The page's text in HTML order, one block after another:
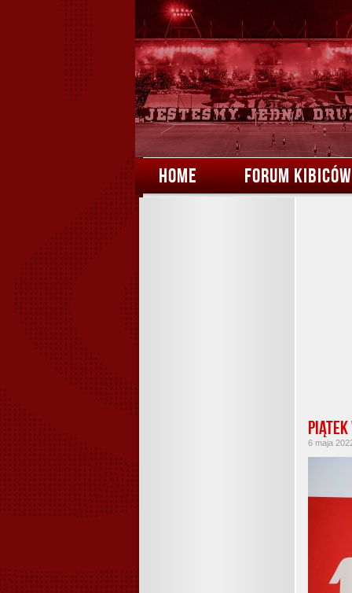
HOME FORUM KIBICÓW
6 maja